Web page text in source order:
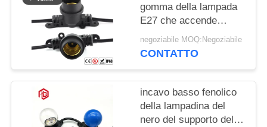
gomma della lampada
E27 che accende
l'incavo di potere di
plastica nero della
negoziabile MOQ:Negoziabile
CONTATTO
incavo basso fenolico
della lampadina del
nero del supporto della